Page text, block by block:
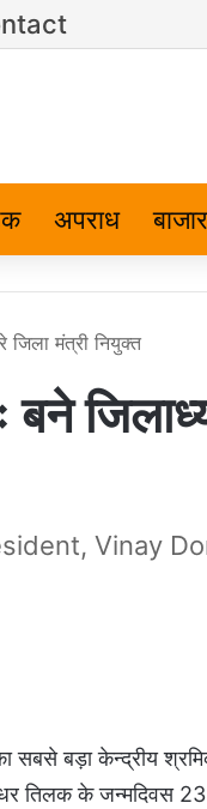
अपराध बाजार
जिला मंत्री नियुक्त
Vinay
सबसे बड़ा केन्द्रीय
तिलक के